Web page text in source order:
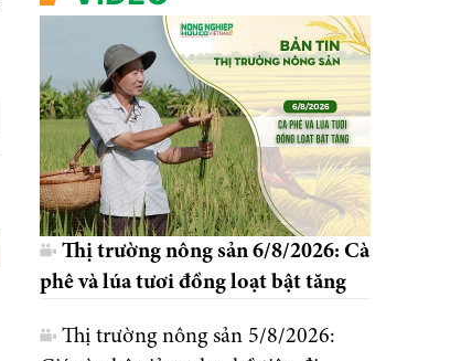
Thị trường nông sản 6/8/2026: Cà
phê và lúa tươi đồng loạt bật tăng
Thị trường nông sản 5/8/2026: